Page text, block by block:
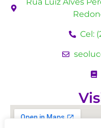
Cel: